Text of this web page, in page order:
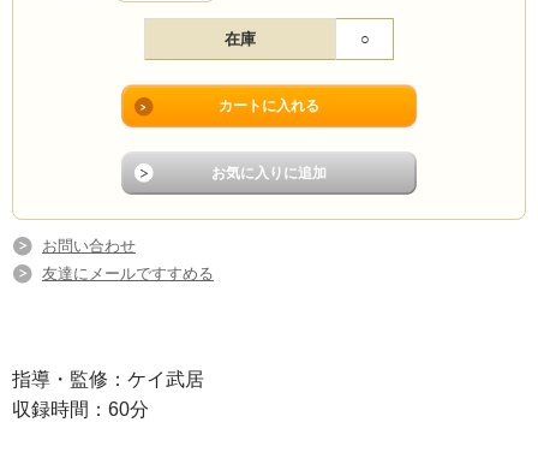
在庫 ○
お問い合わせ
友達にメールですすめる
指導・監修：ケイ武居
収録時間：60分